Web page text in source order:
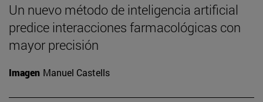
Un nuevo método de inteligencia artificial
predice interacciones farmacológicas con
mayor precisión
Imagen Manuel Castells